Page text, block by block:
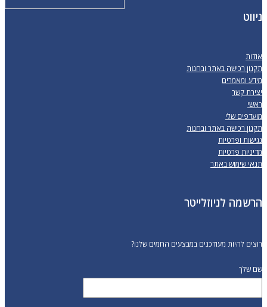
ניווט
אודות
תקנון רכישה באתר ובחנות
מידע ומאמרים
יצירת קשר
ראשי
מועדפים שלי
תקנון רכישה באתר ובחנות
נגישות ופרטיות
מדיניות פרטיות
תנאי שימוש באתר
הרשמה לניוזלייטר
רוצים להיות מעודכנים במבצעים החמים שלנו?
שם שלך